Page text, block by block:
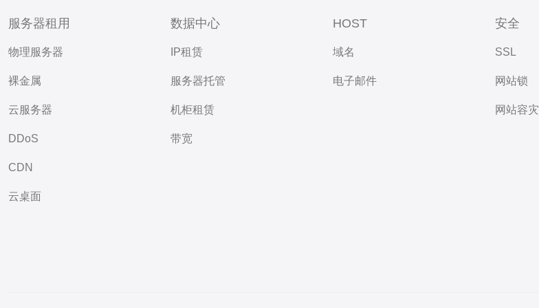
服务器租用
物理服务器
裸金属
云服务器
DDoS
CDN
云桌面
数据中心
IP租赁
服务器托管
机柜租赁
带宽
HOST
域名
电子邮件
安全
SSL
网站锁
网站容灾